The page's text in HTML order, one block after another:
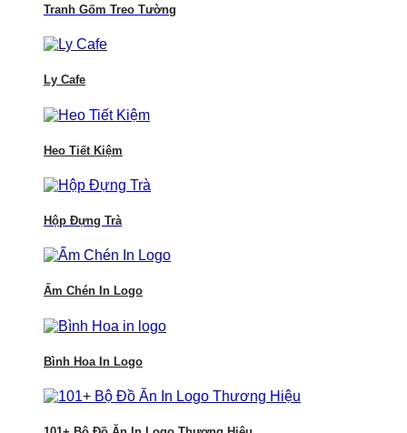
Tranh Gốm Treo Tường
Ly Cafe
Heo Tiết Kiệm
Hộp Đựng Trà
Ấm Chén In Logo
Bình Hoa In Logo